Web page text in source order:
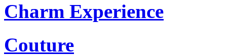
Charm Experience
Couture